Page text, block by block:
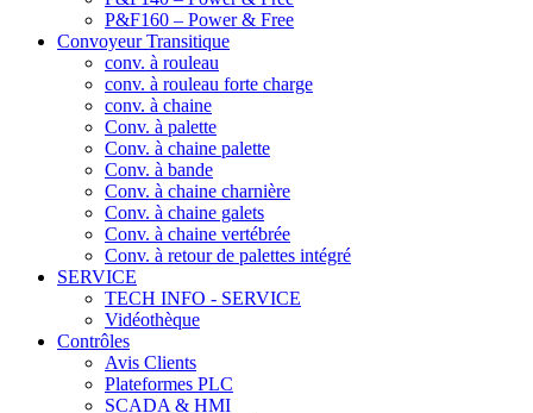
P&F160 – Power & Free
Convoyeur Transitique
conv. à rouleau
conv. à rouleau forte charge
conv. à chaine
Conv. à palette
Conv. à chaine palette
Conv. à bande
Conv. à chaine charnière
Conv. à chaine galets
Conv. à chaine vertébrée
Conv. à retour de palettes intégré
SERVICE
TECH INFO - SERVICE
Vidéothèque
Contrôles
Avis Clients
Plateformes PLC
SCADA & HMI